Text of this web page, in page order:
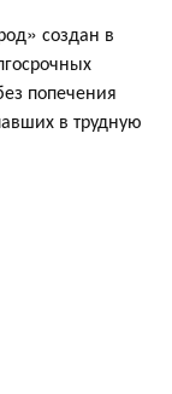
создан в
попечения
в трудную